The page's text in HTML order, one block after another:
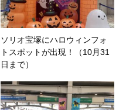
ソリオ宝塚にハロウィンフォ
トスポットが出現！（10月31
日まで）